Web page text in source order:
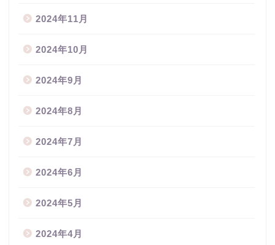
2024年11月
2024年10月
2024年9月
2024年8月
2024年7月
2024年6月
2024年5月
2024年4月